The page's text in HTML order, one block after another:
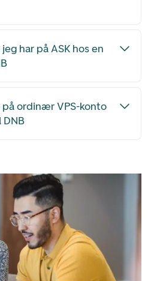
har på ASK hos en
ordinær VPS-konto